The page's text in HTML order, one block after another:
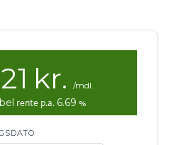
kr. /mdl.
rente p.a. 6.69 %